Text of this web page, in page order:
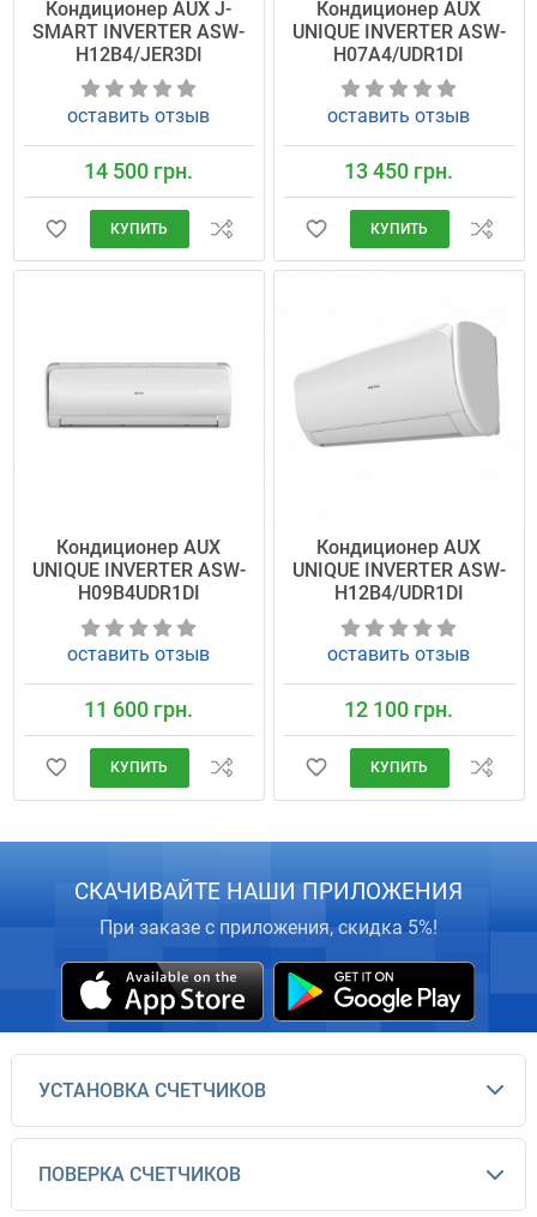
Кондиционер AUX J-
SMART INVERTER ASW-
H12B4/JER3DI
оставить отзыв
14 500 грн.
КУПИТЬ
Кондиционер AUX
UNIQUE INVERTER ASW-
H07A4/UDR1DI
оставить отзыв
13 450 грн.
КУПИТЬ
Кондиционер AUX
UNIQUE INVERTER ASW-
H09B4UDR1DI
оставить отзыв
11 600 грн.
КУПИТЬ
Кондиционер AUX
UNIQUE INVERTER ASW-
H12B4/UDR1DI
оставить отзыв
12 100 грн.
КУПИТЬ
СКАЧИВАЙТЕ НАШИ ПРИЛОЖЕНИЯ
При заказе с приложения, скидка 5%!
УСТАНОВКА СЧЕТЧИКОВ
ПОВЕРКА СЧЕТЧИКОВ